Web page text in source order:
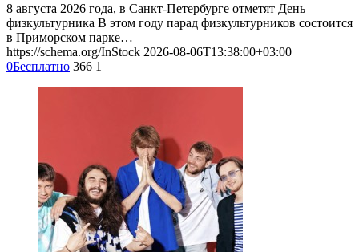
8 августа 2026 года, в Санкт-Петербурге отметят День
физкультурника В этом году парад физкультурников состоится
в Приморском парке…
https://schema.org/InStock 2026-08-06T13:38:00+03:00
0Бесплатно 366 1